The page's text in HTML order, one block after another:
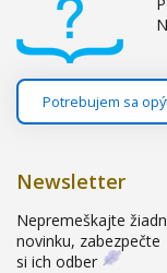
Potrebujem sa
Newsletter
Nepremeškajte
novinku, zabezpečte
si ich odber